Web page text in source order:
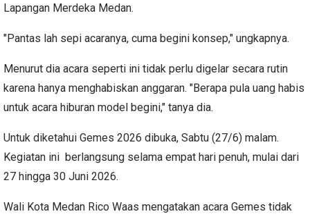
Lapangan Merdeka Medan.
"Pantas lah sepi acaranya, cuma begini konsep," ungkapnya.
Menurut dia acara seperti ini tidak perlu digelar secara rutin
karena hanya menghabiskan anggaran. "Berapa pula uang habis
untuk acara hiburan model begini," tanya dia.
Untuk diketahui Gemes 2026 dibuka, Sabtu (27/6) malam.
Kegiatan ini berlangsung selama empat hari penuh, mulai dari
27 hingga 30 Juni 2026.
Wali Kota Medan Rico Waas mengatakan acara Gemes tidak